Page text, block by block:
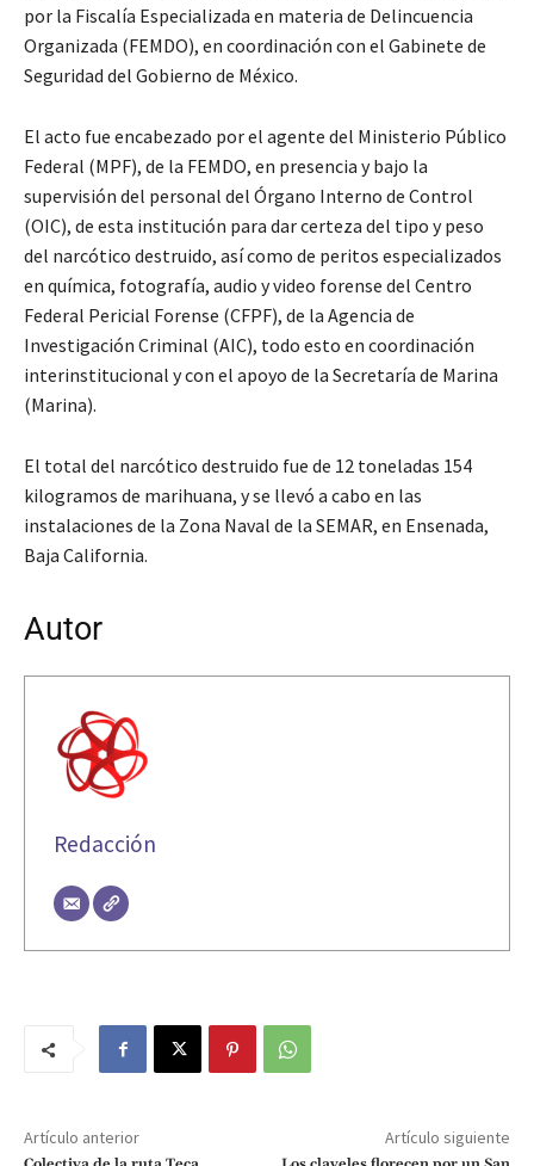
por la Fiscalía Especializada en materia de Delincuencia
Organizada (FEMDO), en coordinación con el Gabinete de
Seguridad del Gobierno de México.
El acto fue encabezado por el agente del Ministerio Público
Federal (MPF), de la FEMDO, en presencia y bajo la
supervisión del personal del Órgano Interno de Control
(OIC), de esta institución para dar certeza del tipo y peso
del narcótico destruido, así como de peritos especializados
en química, fotografía, audio y video forense del Centro
Federal Pericial Forense (CFPF), de la Agencia de
Investigación Criminal (AIC), todo esto en coordinación
interinstitucional y con el apoyo de la Secretaría de Marina
(Marina).
El total del narcótico destruido fue de 12 toneladas 154
kilogramos de marihuana, y se llevó a cabo en las
instalaciones de la Zona Naval de la SEMAR, en Ensenada,
Baja California.
Autor
Redacción
Artículo anterior Artículo siguiente